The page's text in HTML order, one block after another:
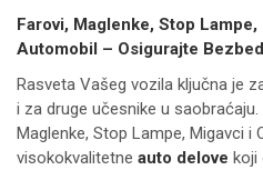
Farovi, Maglenke, Stop
Automobil – Osigurajte
Rasveta Vašeg vozila ključna je
i za druge učesnike u
Maglenke, Stop Lampe, Migavci i
visokokvalitetne auto delove koji